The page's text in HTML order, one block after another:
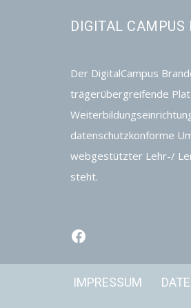
DIGITAL CAMPUS
Der DigitalCampus
trägerübergreifende
datenschutzkonforme
webgestützter Lehr-/
steht.
IMPRESSUM